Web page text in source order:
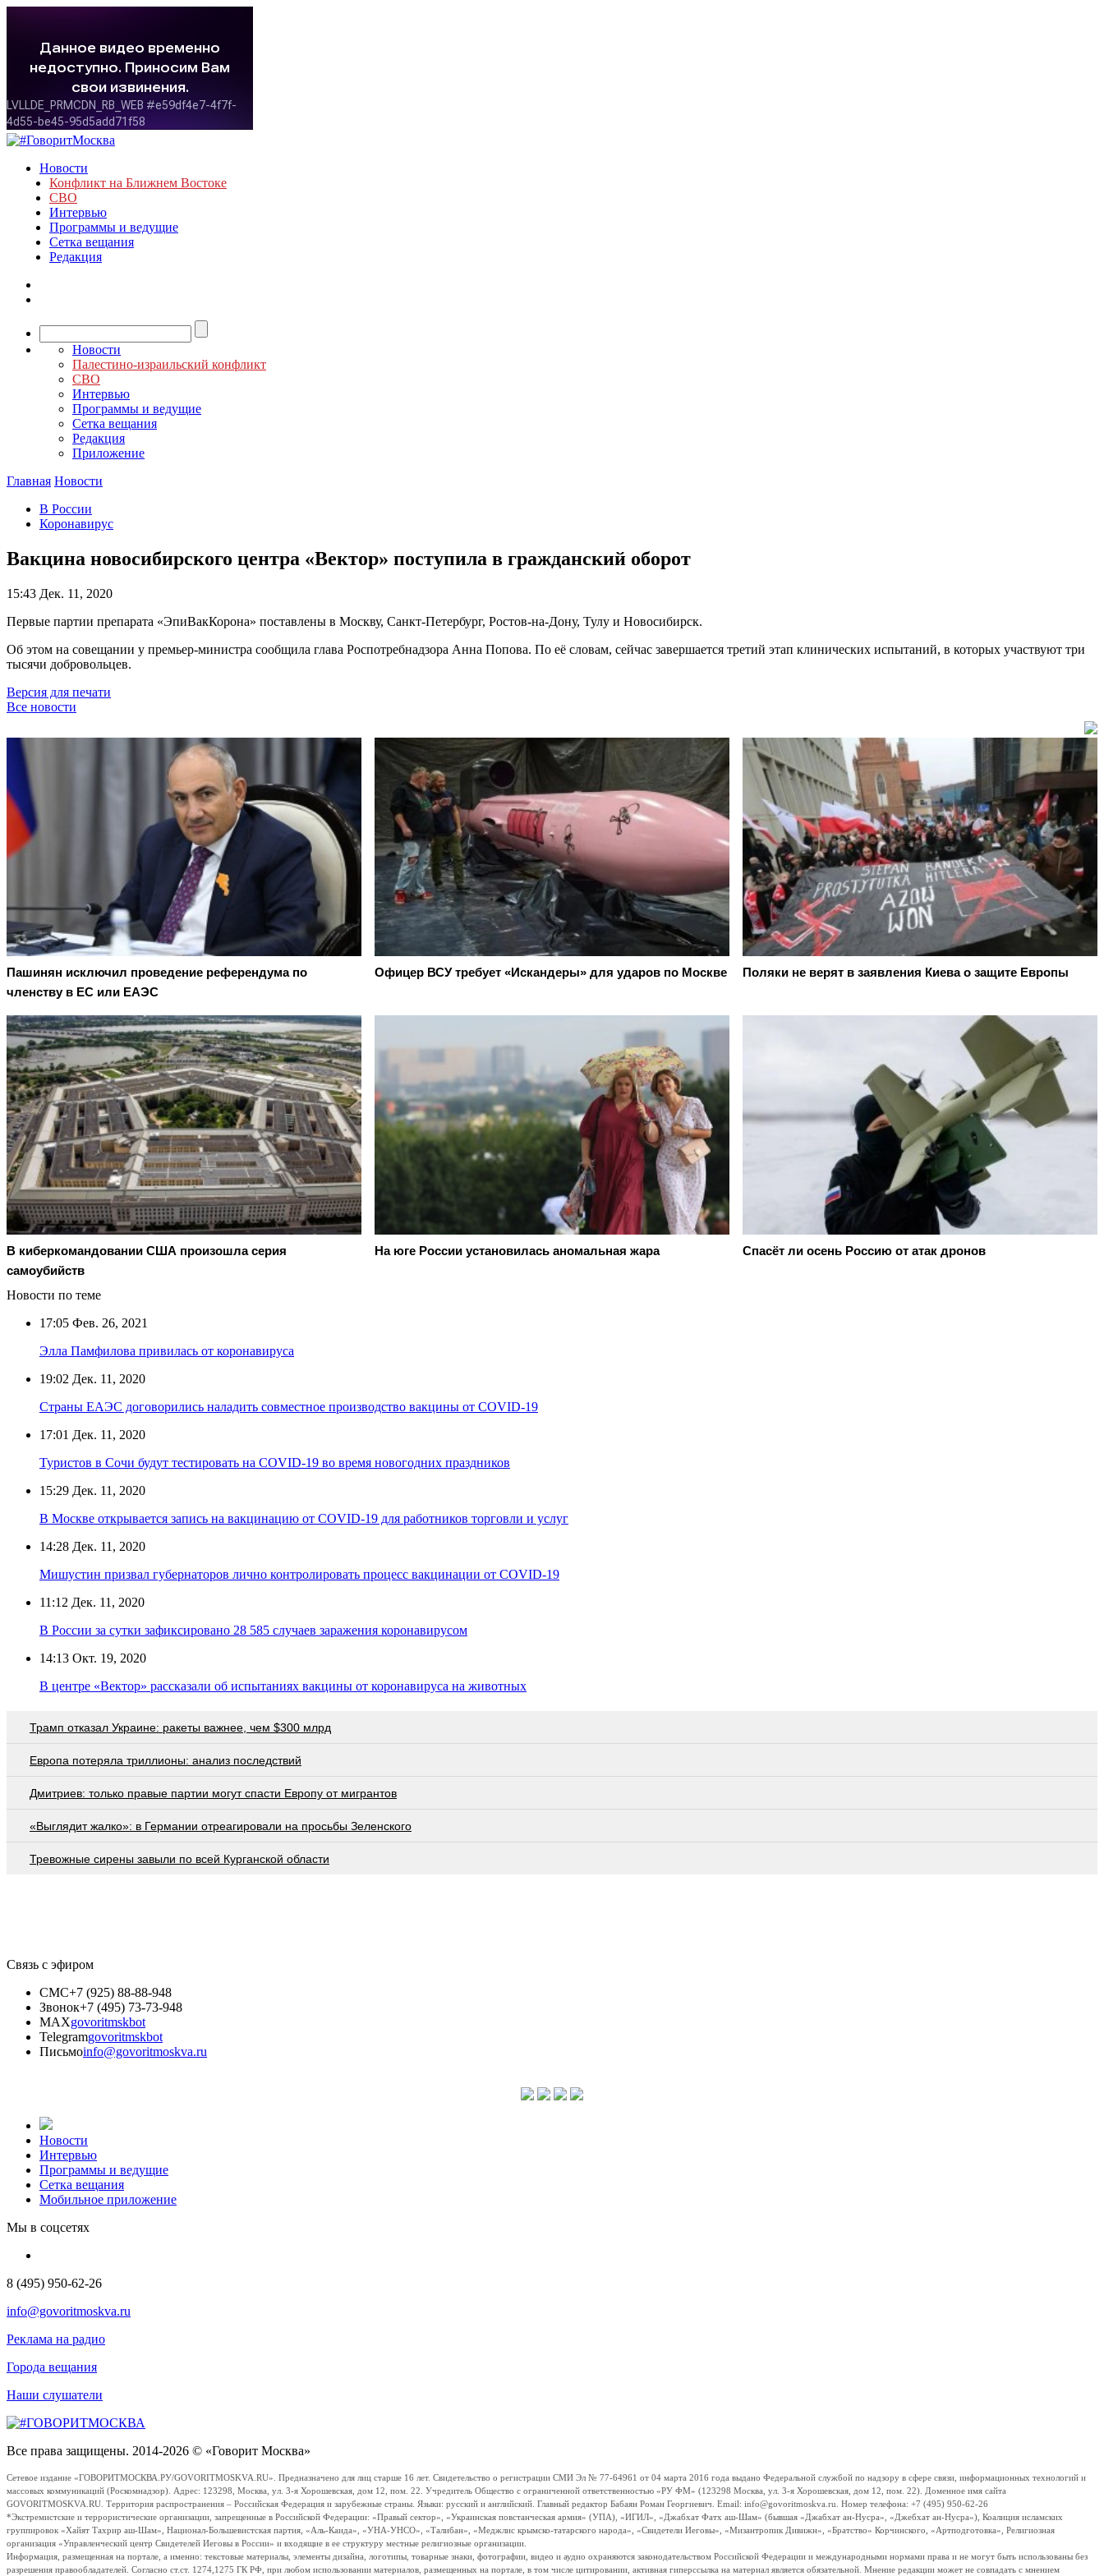
Новости
Конфликт на Ближнем Востоке
СВО
Интервью
Программы и ведущие
Сетка вещания
Редакция
Новости
Палестино-израильский конфликт
СВО
Интервью
Программы и ведущие
Сетка вещания
Редакция
Приложение
Главная Новости
В России
Коронавирус
Вакцина новосибирского центра «Вектор» поступила в гражданский оборот
15:43 Дек. 11, 2020
Первые партии препарата «ЭпиВакКорона» поставлены в Москву, Санкт-Петербург, Ростов-на-Дону, Тулу и Новосибирск.
Об этом на совещании у премьер-министра сообщила глава Роспотребнадзора Анна Попова. По её словам, сейчас завершается третий этап клинических испытаний, в которых участвуют три
тысячи добровольцев.
Версия для печати
Все новости
Пашинян исключил проведение референдума по
членству в ЕС или ЕАЭС
Офицер ВСУ требует «Искандеры» для ударов по Москве Поляки не верят в заявления Киева о защите Европы
В киберкомандовании США произошла серия
самоубийств
На юге России установилась аномальная жара Спасёт ли осень Россию от атак дронов
Новости по теме
17:05 Фев. 26, 2021
Элла Памфилова привилась от коронавируса
19:02 Дек. 11, 2020
Страны ЕАЭС договорились наладить совместное производство вакцины от COVID-19
17:01 Дек. 11, 2020
Туристов в Сочи будут тестировать на COVID-19 во время новогодних праздников
15:29 Дек. 11, 2020
В Москве открывается запись на вакцинацию от COVID-19 для работников торговли и услуг
14:28 Дек. 11, 2020
Мишустин призвал губернаторов лично контролировать процесс вакцинации от COVID-19
11:12 Дек. 11, 2020
В России за сутки зафиксировано 28 585 случаев заражения коронавирусом
14:13 Окт. 19, 2020
В центре «Вектор» рассказали об испытаниях вакцины от коронавируса на животных
Трамп отказал Украине: ракеты важнее, чем $300 млрд
Европа потеряла триллионы: анализ последствий
Дмитриев: только правые партии могут спасти Европу от мигрантов
«Выглядит жалко»: в Германии отреагировали на просьбы Зеленского
Тревожные сирены завыли по всей Курганской области
Связь с эфиром
СМС+7 (925) 88-88-948
Звонок+7 (495) 73-73-948
MAXgovoritmskbot
Telegramgovoritmskbot
Письмоinfo@govoritmoskva.ru
Новости
Интервью
Программы и ведущие
Сетка вещания
Мобильное приложение
Мы в соцсетях
8 (495) 950-62-26
info@govoritmoskva.ru
Реклама на радио
Города вещания
Наши слушатели
Все права защищены. 2014-2026 © «Говорит Москва»
Сетевое издание «ГОВОРИТМОСКВА.РУ/GOVORITMOSKVA.RU». Предназначено для лиц старше 16 лет. Свидетельство о регистрации СМИ Эл № 77-64961 от 04 марта 2016 года выдано Федеральной службой по надзору в сфере связи, информационных технологий и
массовых коммуникаций (Роскомнадзор). Адрес: 123298, Москва, ул. 3-я Хорошевская, дом 12, пом. 22. Учредитель Общество с ограниченной ответственностью «РУ ФМ» (123298 Москва, ул. 3-я Хорошевская, дом 12, пом. 22). Доменное имя сайта
GOVORITMOSKVA.RU. Территория распространения – Российская Федерация и зарубежные страны. Языки: русский и английский. Главный редактор Бабаян Роман Георгиевич. Email: info@govoritmoskva.ru. Номер телефона: +7 (495) 950-62-26
*Экстремистские и террористические организации, запрещенные в Российской Федерации: «Правый сектор», «Украинская повстанческая армия» (УПА), «ИГИЛ», «Джабхат Фатх аш-Шам» (бывшая «Джабхат ан-Нусра», «Джебхат ан-Нусра»), Коалиция исламских
группировок «Хайят Тахрир аш-Шам», Национал-Большевистская партия, «Аль-Каида», «УНА-УНСО», «Талибан», «Меджлис крымско-татарского народа», «Свидетели Иеговы», «Мизантропик Дивижн», «Братство» Корчинского, «Артподготовка», Религиозная
организация «Управленческий центр Свидетелей Иеговы в России» и входящие в ее структуру местные религиозные организации.
Информация, размещенная на портале, а именно: текстовые материалы, элементы дизайна, логотипы, товарные знаки, фотографии, видео и аудио охраняются законодательством Российской Федерации и международными нормами права и не могут быть использованы без
разрешения правообладателей. Согласно ст.ст. 1274,1275 ГК РФ, при любом использовании материалов, размещенных на портале, в том числе цитировании, активная гиперссылка на материал является обязательной. Мнение редакции может не совпадать с мнением